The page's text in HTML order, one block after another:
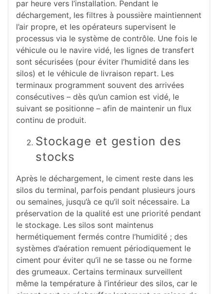
par heure vers l’installation. Pendant le
déchargement, les filtres à poussière maintiennent
l’air propre, et les opérateurs supervisent le
processus via le système de contrôle. Une fois le
véhicule ou le navire vidé, les lignes de transfert
sont sécurisées (pour éviter l’humidité dans les
silos) et le véhicule de livraison repart. Les
terminaux programment souvent des arrivées
consécutives – dès qu’un camion est vidé, le
suivant se positionne – afin de maintenir un flux
continu de produit.
Stockage et gestion des
stocks
Après le déchargement, le ciment reste dans les
silos du terminal, parfois pendant plusieurs jours
ou semaines, jusqu’à ce qu’il soit nécessaire. La
préservation de la qualité est une priorité pendant
le stockage. Les silos sont maintenus
hermétiquement fermés contre l’humidité ; des
systèmes d’aération remuent périodiquement le
ciment pour éviter qu’il ne se tasse ou ne forme
des grumeaux. Certains terminaux surveillent
même la température à l’intérieur des silos, car le